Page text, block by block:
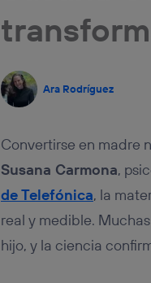
Ara Rodríguez
Convertirse en madre
Susana Carmona,
de Telefónica, la
real y medible.
hijo, y la ciencia
conecte su
hayan
Puedes
inferior de
Para más